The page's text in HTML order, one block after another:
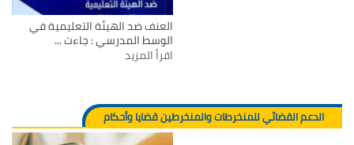
العنف ضد الهيئة التعليمية في
الوسط المدرسي : جاءت ...
اقرأ المزيد
الدعم القضائي للمنخرطات والمنخرطين قضايا وأحكام